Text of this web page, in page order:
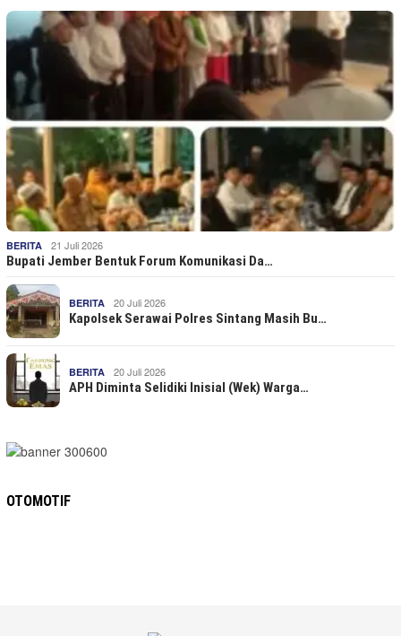
BERITA 21 Juli 2026
Bupati Jember Bentuk Forum Komunikasi Da…
BERITA 20 Juli 2026
Kapolsek Serawai Polres Sintang Masih Bu…
BERITA 20 Juli 2026
APH Diminta Selidiki Inisial (Wek) Warga…
OTOMOTIF